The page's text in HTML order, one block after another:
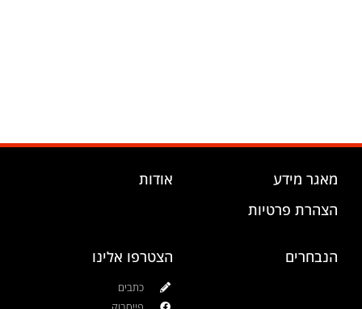
מאגר מידע
הצהרת פרטיות
אודות
הנבחרים הצטרפו אלינו
כתבים